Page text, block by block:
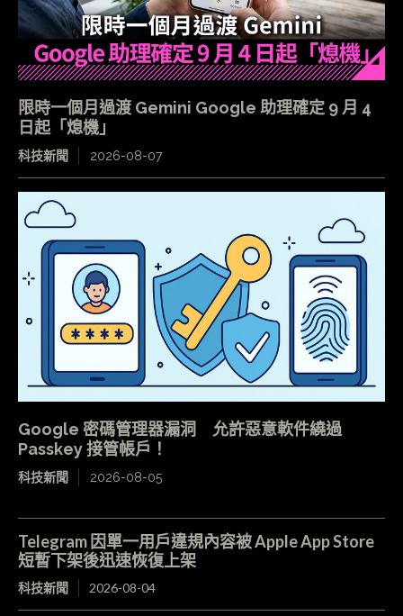
限時一個月過渡 Gemini Google 助理確定 9 月 4
日起「熄機」
科技新聞 2026-08-07
Google 密碼管理器漏洞 允許惡意軟件繞過
Passkey 接管帳戶！
科技新聞 2026-08-05
Telegram 因單一用戶違規內容被 Apple App Store
短暫下架後迅速恢復上架
科技新聞 2026-08-04